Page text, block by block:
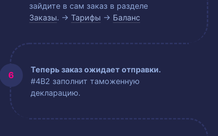
зайдите в сам заказ в разделе
Заказы. → Тарифы → Баланс
Теперь заказ ожидает отправки.
#4B2 заполнит таможенную
декларацию.